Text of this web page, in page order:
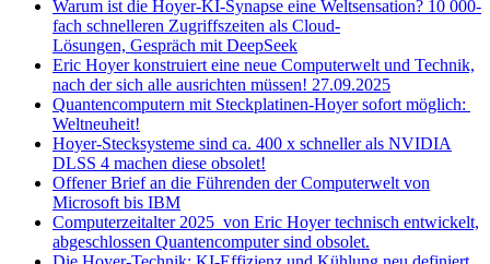
Warum ist die Hoyer-KI-Synapse eine Weltsensation? 10 000-
fach schnelleren Zugriffszeiten als Cloud-
Lösungen, Gespräch mit DeepSeek
Eric Hoyer konstruiert eine neue Computerwelt und Technik,
nach der sich alle ausrichten müssen! 27.09.2025
Quantencomputern mit Steckplatinen-Hoyer sofort möglich:
Weltneuheit!
Hoyer-Stecksysteme sind ca. 400 x schneller als NVIDIA
DLSS 4 machen diese obsolet!
Offener Brief an die Führenden der Computerwelt von
Microsoft bis IBM
Computerzeitalter 2025 von Eric Hoyer technisch entwickelt,
abgeschlossen Quantencomputer sind obsolet.